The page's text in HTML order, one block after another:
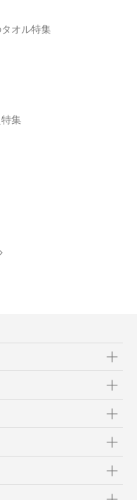
オル特集
集